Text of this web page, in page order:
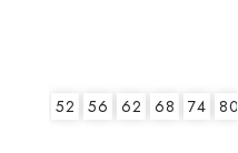
52 56 62 68 74 80